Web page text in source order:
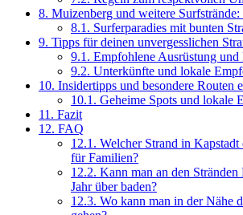
8. Muizenberg und weitere
8.1. Surferparadies mit bunten
9. Tipps für deinen unvergesslichen
9.1. Empfohlene Ausrüstung und
9.2. Unterkünfte und lokale
10. Insidertipps und besondere Routen
10.1. Geheime Spots und lokale
11. Fazit
12. FAQ
12.1. Welcher Strand in Kapstadt
für Familien?
12.2. Kann man an den Stränden
Jahr über baden?
12.3. Wo kann man in der Nähe